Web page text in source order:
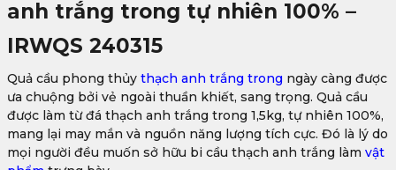
anh trắng trong tự nhiên 100% –
IRWQS 240315
Quả cầu phong thủy thạch anh trắng trong ngày càng được
ưa chuộng bởi vẻ ngoài thuần khiết, sang trọng. Quả cầu
được làm từ đá thạch anh trắng trong 1,5kg, tự nhiên 100%,
mang lại may mắn và nguồn năng lượng tích cực. Đó là lý do
mọi người đều muốn sở hữu bi cầu thạch anh trắng làm vật